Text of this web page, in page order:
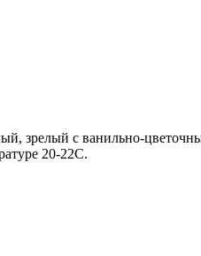
зрелый с ванильно-
20-22С.